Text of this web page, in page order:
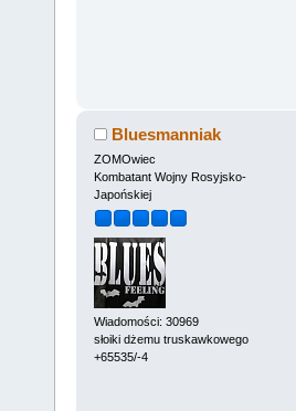
Bluesmanniak
ZOMOwiec
Kombatant Wojny Rosyjsko-
Japońskiej
Wiadomości: 30969
słoiki dżemu truskawkowego
+65535/-4